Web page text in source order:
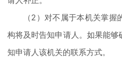
（2）对不属于本机关掌
构将及时告知申请人。如果能
知申请人该机关的联系方式。